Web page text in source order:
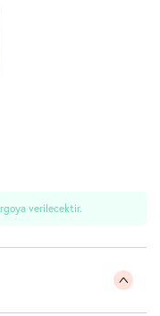
verilecektir.